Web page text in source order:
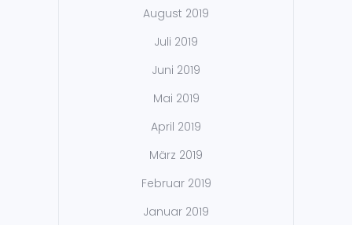
August 2019
Juli 2019
Juni 2019
Mai 2019
April 2019
März 2019
Februar 2019
Januar 2019